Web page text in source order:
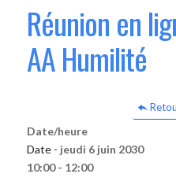
Réunion en
AA Humilité
Date/heure
Date - jeudi 6 juin 2030
10:00 - 12:00